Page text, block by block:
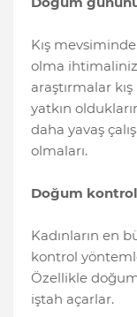
Kış
olma
araştırmalar
yatkın
daha yavaş
olmaları.
Doğum
Kadınların en
kontrol
Özellikle
iştah açarlar.